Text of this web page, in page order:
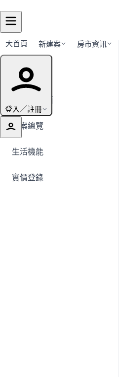
大首頁 新建案 房市資訊
登入／註冊
建案導覽
← 返回關西
建案總覽
生活機能
實價登錄